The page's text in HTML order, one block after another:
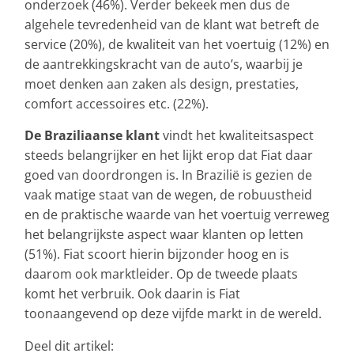
onderzoek (46%). Verder bekeek men dus de
algehele tevredenheid van de klant wat betreft de
service (20%), de kwaliteit van het voertuig (12%) en
de aantrekkingskracht van de auto’s, waarbij je
moet denken aan zaken als design, prestaties,
comfort accessoires etc. (22%).
De Braziliaanse klantvindt het kwaliteitsaspect
steeds belangrijker en het lijkt erop dat Fiat daar
goed van doordrongen is. In Brazilië is gezien de
vaak matige staat van de wegen, de robuustheid
en de praktische waarde van het voertuig verreweg
het belangrijkste aspect waar klanten op letten
(51%). Fiat scoort hierin bijzonder hoog en is
daarom ook marktleider. Op de tweede plaats
komt het verbruik. Ook daarin is Fiat
toonaangevend op deze vijfde markt in de wereld.
Deel dit artikel: